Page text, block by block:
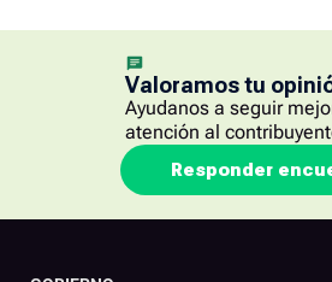
Valoramos tu
Ayudanos a seguir
atención al
Responder